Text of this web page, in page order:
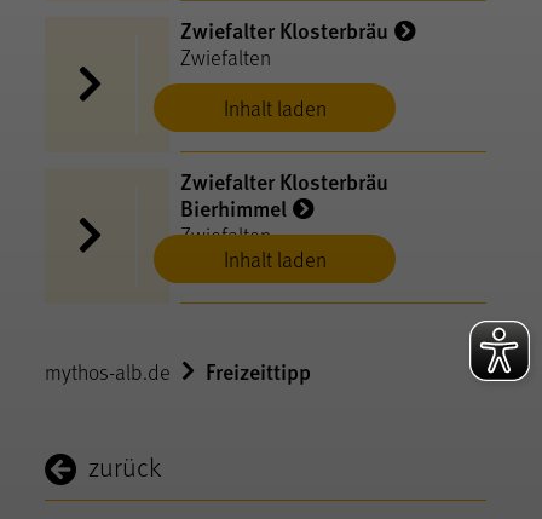
Inhalt laden
Zwiefalter Klosterbräu
Zwiefalten
Inhalt laden
Zwiefalter Klosterbräu
Bierhimmel
Zwiefalten
mythos-alb.de Freizeittipp
zurück